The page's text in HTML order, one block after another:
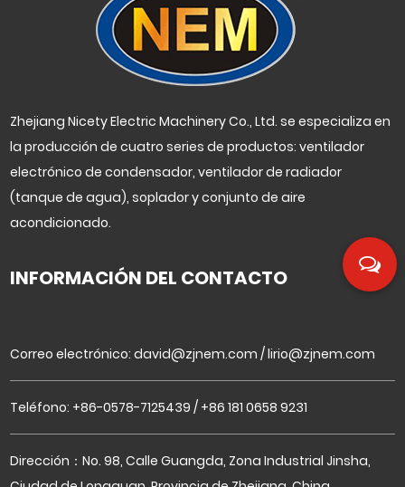
Zhejiang Nicety Electric Machinery Co., Ltd. se especializa en
la producción de cuatro series de productos: ventilador
electrónico de condensador, ventilador de radiador
(tanque de agua), soplador y conjunto de aire
acondicionado.
INFORMACIÓN DEL CONTACTO
Correo electrónico:david@zjnem.com /lirio@zjnem.com
Teléfono: +86-0578-7125439 / +86 181 0658 9231
Dirección：No. 98, Calle Guangda, Zona Industrial Jinsha,